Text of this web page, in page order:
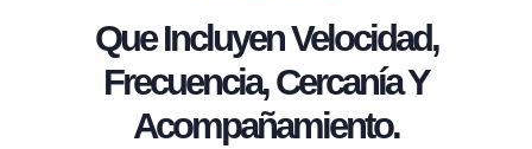
Que Incluyen Velocidad,
Frecuencia, Cercanía Y
Acompañamiento.